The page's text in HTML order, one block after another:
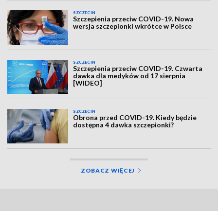
SZCZECIN
Szczepienia przeciw COVID-19. Nowa
wersja szczepionki wkrótce w Polsce
SZCZECIN
Szczepienia przeciw COVID-19. Czwarta
dawka dla medyków od 17 sierpnia
[WIDEO]
SZCZECIN
Obrona przed COVID-19. Kiedy będzie
dostępna 4 dawka szczepionki?
ZOBACZ WIĘCEJ